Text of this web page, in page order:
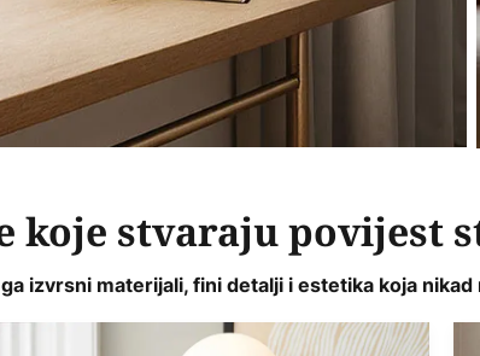
koje stvaraju povijest
izvrsni materijali, fini detalji i estetika koja nikad